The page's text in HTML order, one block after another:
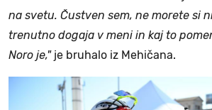
na svetu. Čustven sem, ne morete si
trenutno dogaja v meni in kaj to
Noro je,"je bruhalo iz Mehičana.